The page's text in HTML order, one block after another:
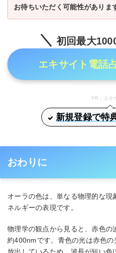
お待ちいただく可能性がありま
初回最大
エキサイト電話
PR：エキ
新規登録で特
おわりに
オーラの色は、単なる物理的な
ネルギーの表現です。
物理学の観点から見ると、赤色
約400nmです。青色の光は赤色